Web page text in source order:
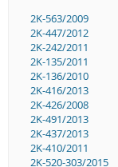
2K-563/2009
2K-447/2012
2K-242/2011
2K-135/2011
2K-136/2010
2K-416/2013
2K-426/2008
2K-491/2013
2K-437/2013
2K-410/2011
2K-520-303/2015